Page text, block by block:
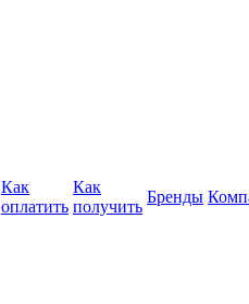
Как
оплатить
Как
получить
Бренды